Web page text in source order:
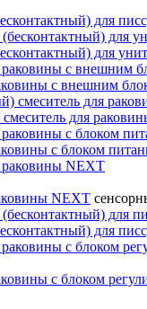
для
для
с внешним
для
с блоком
NEXT
для
с блоком